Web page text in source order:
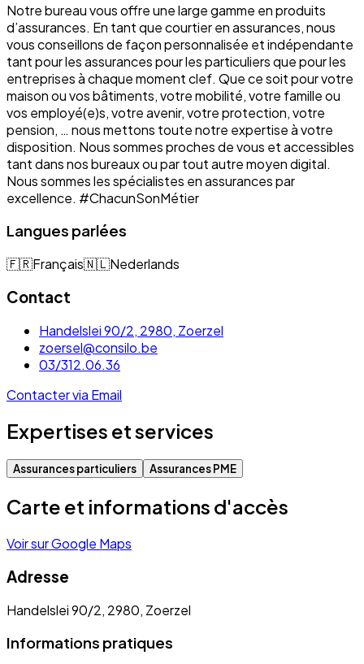
Notre bureau vous offre une large gamme en produits
d’assurances. En tant que courtier en assurances, nous
vous conseillons de façon personnalisée et indépendante
tant pour les assurances pour les particuliers que pour les
entreprises à chaque moment clef. Que ce soit pour votre
maison ou vos bâtiments, votre mobilité, votre famille ou
vos employé(e)s, votre avenir, votre protection, votre
pension, … nous mettons toute notre expertise à votre
disposition. Nous sommes proches de vous et accessibles
tant dans nos bureaux ou par tout autre moyen digital.
Nous sommes les spécialistes en assurances par
excellence. #ChacunSonMétier
Langues parlées
🇫🇷Français🇳🇱Nederlands
Contact
Handelslei 90/2, 2980, Zoerzel
zoersel@consilo.be
03/312.06.36
Contacter via Email
Expertises et services
Assurances particuliers Assurances PME
Carte et informations d'accès
Voir sur Google Maps
Adresse
Handelslei 90/2, 2980, Zoerzel
Informations pratiques